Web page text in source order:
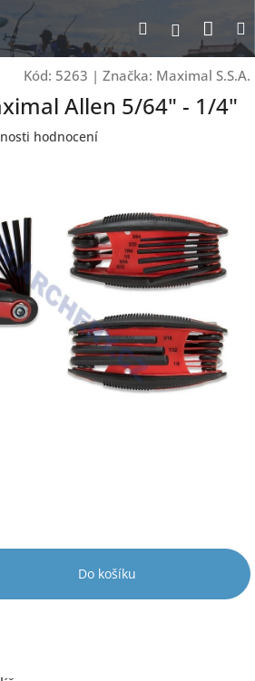
Hledat
Kód: 5263 | Značka: Maximal S.S.A.
Allen 5/64" - 1/4"
hodnocení
Do košíku